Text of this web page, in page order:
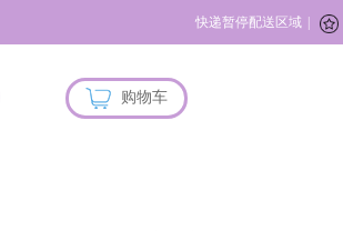
快递暂停配送区域
购物车